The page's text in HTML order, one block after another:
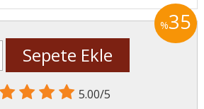
%35
Sepete Ekle
5.00/5